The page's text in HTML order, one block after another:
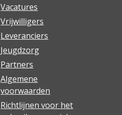
Vacatures
Vrijwilligers
Leveranciers
Jeugdzorg
Partners
Algemene
voorwaarden
Richtlijnen voor het